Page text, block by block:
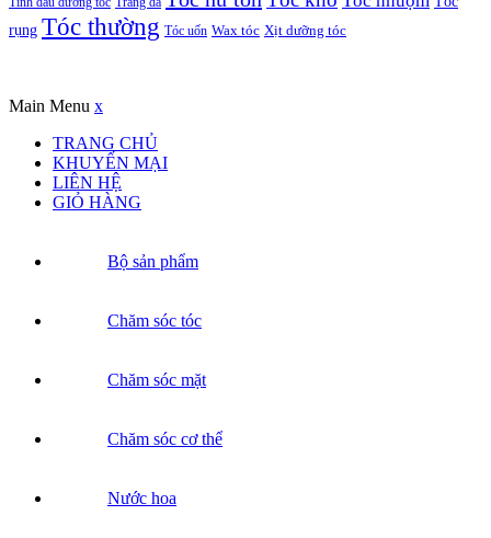
rụng Tóc thường Tóc uốn Wax tóc Xịt dưỡng tóc
Main Menu x
TRANG CHỦ
KHUYẾN MẠI
LIÊN HỆ
GIỎ HÀNG
Bộ sản phẩm
Chăm sóc tóc
Chăm sóc mặt
Chăm sóc cơ thể
Nước hoa